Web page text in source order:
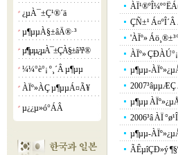
¡á ¿µÀ¯±Ç¹®´ä
¡á µ¶µµÀ§±âÄ®·³
¡á µ¶µµ¿µÀ¯±ÇÀ§±â ³í¹®
¡á ¼¼°è°¡ º¸´Â µ¶µµ
¡á ÀÏº»ÀÇ µ¶µµÁ¤Ã¥
¡á µ¿¿µ»ó°­ÁÂ
ÇÑ±¹
'ÀÏº»
ÀÏº»
µ¶µµ-
2007³âµµÆÇ
µ¶µµ
2006³â ÀÏ
µ¶µµ-
ÃÊµîÇÐ»ý